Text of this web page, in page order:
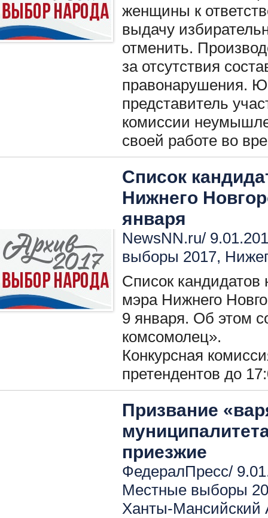
женщины к
выдачу
отменить.
за отсутствия
правонарушения.
представитель
комиссии
своей работе во
Список
Нижнего
января
NewsNN.ru/
выборы 2017,
Список кандидатов
мэра Нижнего
9 января. Об этом
комсомолец».
Конкурсная
претендентов до
Призвание
приезжие
ФедералПресс/
Местные выборы
Ханты-Мансийский